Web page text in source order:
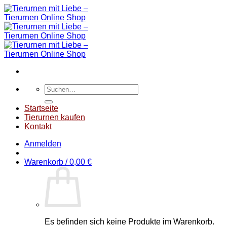
Zum
Inhalt
springen
Suchen
nach:
Startseite
Tierurnen kaufen
Kontakt
Anmelden
Warenkorb /0,00 €
Es befinden sich keine Produkte im Warenkorb.